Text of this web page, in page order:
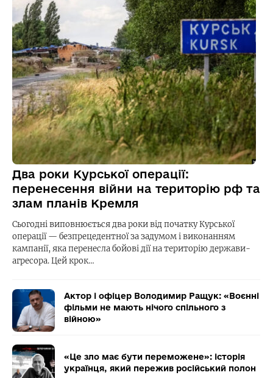
Два роки Курської операції:
перенесення війни на територію рф та
злам планів Кремля
Сьогодні виповнюється два роки від початку Курської
операції — безпрецедентної за задумом і виконанням
кампанії, яка перенесла бойові дії на територію держави-
агресора. Цей крок…
Актор і офіцер Володимир Ращук: «Воєнні
фільми не мають нічого спільного з
війною»
«Це зло має бути переможене»: історія
українця, який пережив російський полон